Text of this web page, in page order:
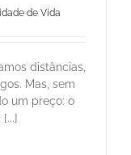
de Vida
distâncias,
Mas, sem
um preço: o